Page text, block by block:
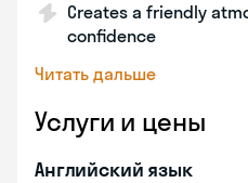
Creates a friendly
confidence
Читать дальше
Услуги и цены
Английский язык